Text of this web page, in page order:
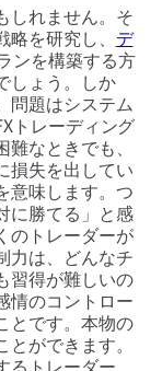
しれません。そ
を研究し、 デ
ンを構築する方
しょう。しか
問題はシステム
トレーディング
なときでも、
損失を出してい
意味します。つ
に勝てる」と感
のトレーダーが
力は、どんなチ
習得が難しいの
情のコントロー
とです。本物の
ができます。
るトレーダー